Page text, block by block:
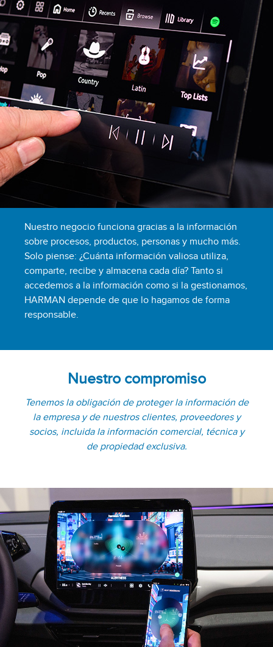
Nuestro negocio funciona gracias a la información
sobre procesos, productos, personas y mucho más.
Solo piense: ¿Cuánta información valiosa utiliza,
comparte, recibe y almacena cada día? Tanto si
accedemos a la información como si la gestionamos,
HARMAN depende de que lo hagamos de forma
responsable.
Nuestro compromiso
Tenemos la obligación de proteger la información de
la empresa y de nuestros clientes, proveedores y
socios, incluida la información comercial, técnica y
de propiedad exclusiva.